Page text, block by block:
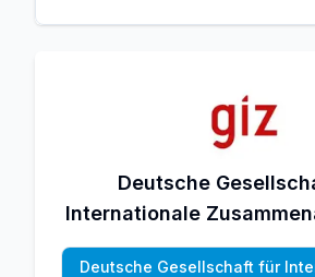
Deutsche
Internationale
Deutsche Gesellschaft für